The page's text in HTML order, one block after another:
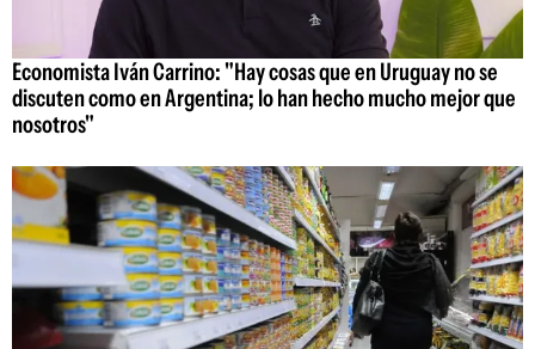
Economista Iván Carrino: "Hay cosas que en Uruguay no se
discuten como en Argentina; lo han hecho mucho mejor que
nosotros"